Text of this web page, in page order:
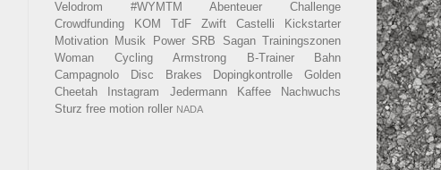
Velodrom
#WYMTM Abenteuer
Challenge
Crowdfunding
KOM TdF Zwift Castelli
Kickstarter
Motivation
Musik Power SRB Sagan
Trainingszonen
Woman Cycling
Armstrong B-Trainer
Bahn
Campagnolo
Disc Brakes Dopingkontrolle
Golden
Cheetah
Instagram Jedermann Kaffee
Nachwuchs
Sturz free motion roller NADA